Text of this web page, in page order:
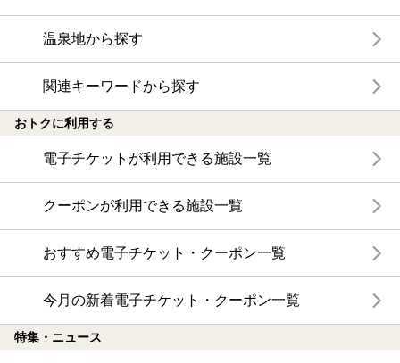
温泉地から探す
関連キーワードから探す
おトクに利用する
電子チケットが利用できる施設一覧
クーポンが利用できる施設一覧
おすすめ電子チケット・クーポン一覧
今月の新着電子チケット・クーポン一覧
特集・ニュース